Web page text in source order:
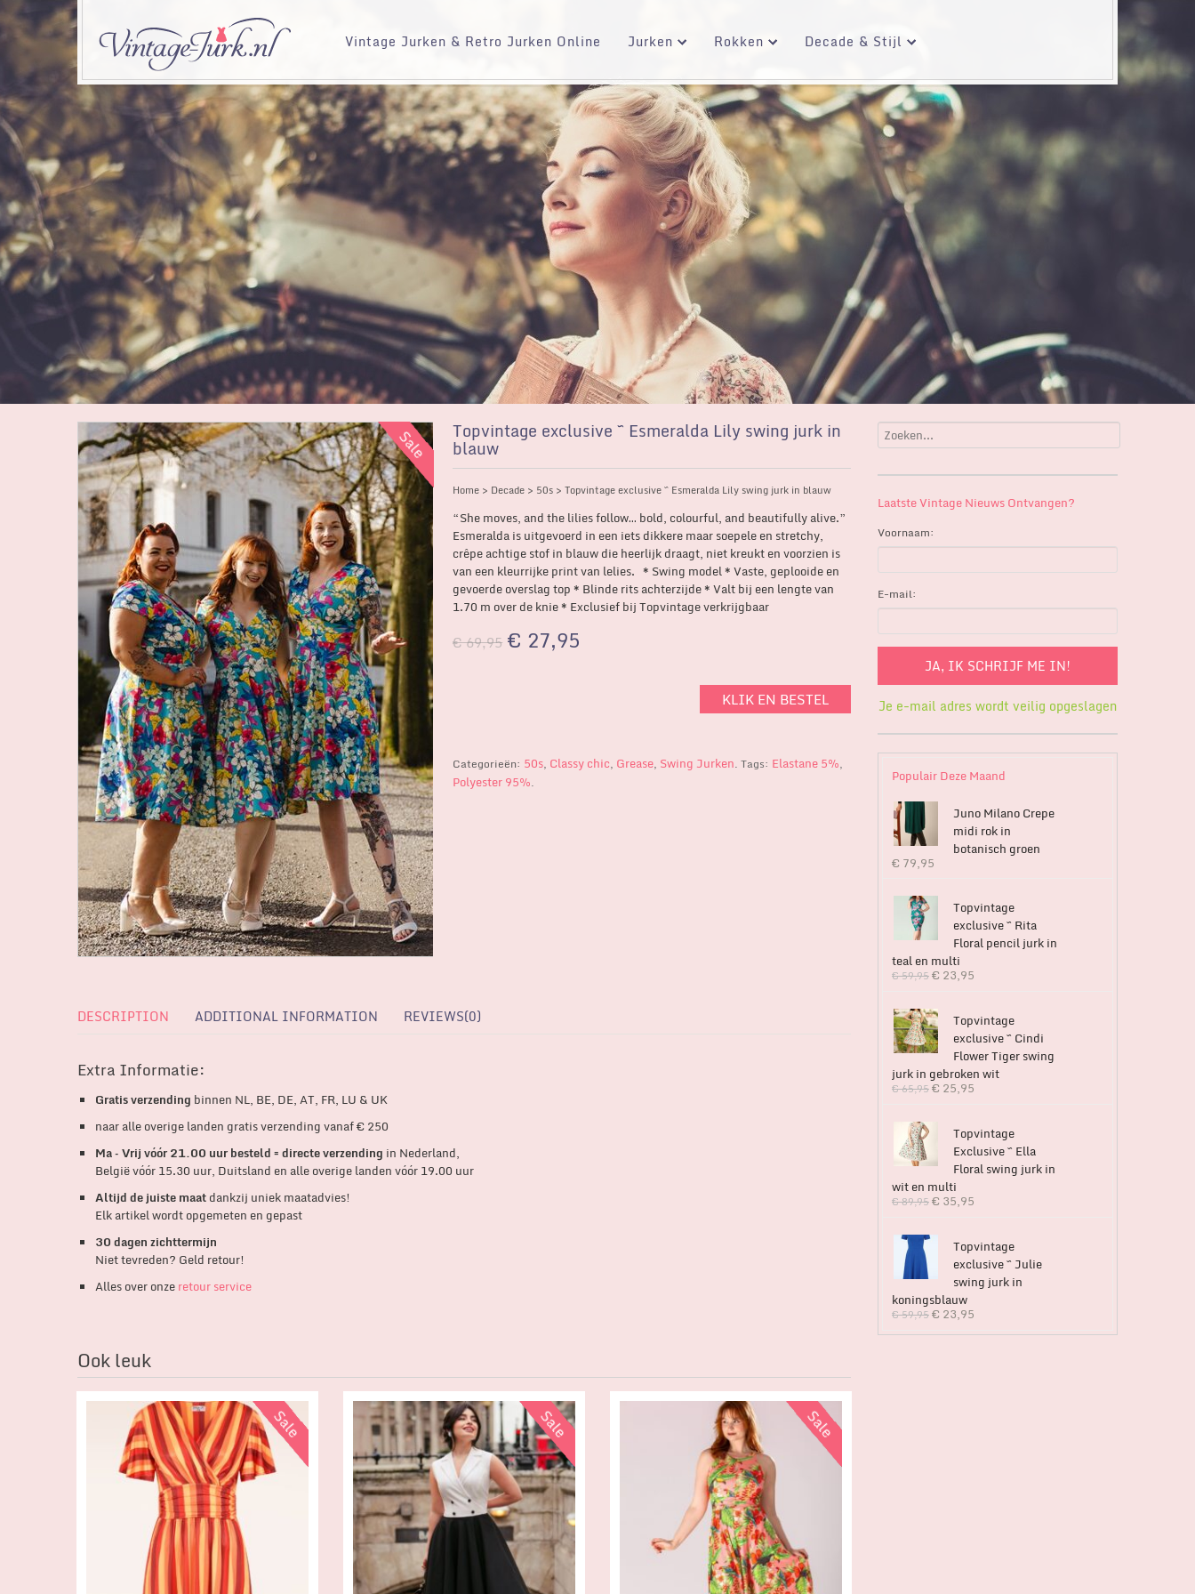
Vintage Jurken & Retro Jurken Online Jurken Rokken Decade & Stijl
Topvintage exclusive ~ Esmeralda Lily swing jurk in
blauw
Home > Decade > 50s > Topvintage exclusive ~ Esmeralda Lily swing jurk in blauw
“She moves, and the lilies follow… bold, colourful, and beautifully alive.”
Esmeralda is uitgevoerd in een iets dikkere maar soepele en stretchy,
crêpe achtige stof in blauw die heerlijk draagt, niet kreukt en voorzien is
van een kleurrijke print van lelies. * Swing model * Vaste, geplooide en
gevoerde overslag top * Blinde rits achterzijde * Valt bij een lengte van
1.70 m over de knie * Exclusief bij Topvintage verkrijgbaar
€69,95 € 27,95
KLIK EN BESTEL
Categorieën: 50s, Classy chic, Grease, Swing Jurken. Tags: Elastane 5%,
Polyester 95%.
DESCRIPTION ADDITIONAL INFORMATION REVIEWS(0)
Extra Informatie:
Gratis verzending binnen NL, BE, DE, AT, FR, LU & UK
naar alle overige landen gratis verzending vanaf € 250
Ma – Vrij vóór 21.00 uur besteld = directe verzending in Nederland,
België vóór 15.30 uur, Duitsland en alle overige landen vóór 19.00 uur
Altijd de juiste maatdankzij uniek maatadvies!
Elk artikel wordt opgemeten en gepast
30 dagen zichttermijn
Niet tevreden? Geld retour!
Alles over onzeretour service
Ook leuk
Laatste Vintage Nieuws Ontvangen?
Voornaam:
E-mail:
Je e-mail adres wordt veilig opgeslagen
Populair Deze Maand
Juno Milano Crepe
midi rok in
botanisch groen
€ 79,95
Topvintage
exclusive ~ Rita
Floral pencil jurk in
teal en multi
€59,95€ 23,95
Topvintage
exclusive ~ Cindi
Flower Tiger swing
jurk in gebroken wit
€65,95€ 25,95
Topvintage
Exclusive ~ Ella
Floral swing jurk in
wit en multi
€89,95€ 35,95
Topvintage
exclusive ~ Julie
swing jurk in
koningsblauw
€59,95€ 23,95